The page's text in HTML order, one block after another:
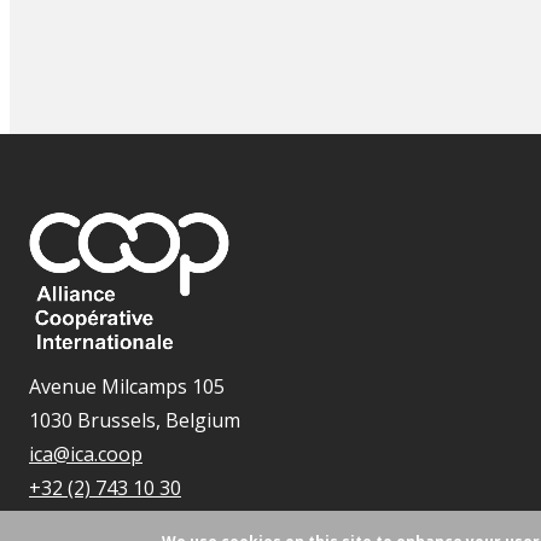
Avenue Milcamps 105
1030 Brussels, Belgium
ica@ica.coop
+32 (2) 743 10 30